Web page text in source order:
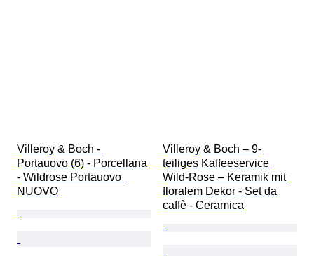
Villeroy & Boch -
Portauovo (6) - Porcellana
- Wildrose Portauovo
NUOVO
Villeroy & Boch – 9-
teiliges Kaffeeservice
Wild-Rose – Keramik mit
floralem Dekor - Set da
caffè - Ceramica